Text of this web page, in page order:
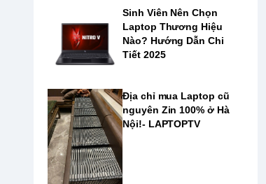
Sinh Viên Nên Chọn
Laptop Thương Hiệu
Nào? Hướng Dẫn Chi
Tiết 2025
Địa chỉ mua Laptop cũ
nguyên Zin 100% ở Hà
Nội!- LAPTOPTV